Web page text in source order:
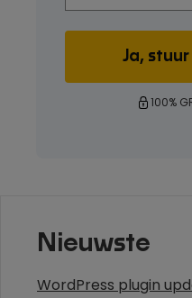
100%
Nieuwste
WordPress plugin